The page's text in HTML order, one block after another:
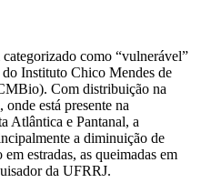
como “vulnerável”
do Instituto Chico Mendes de
Com distribuição na
está presente na
Atlântica e Pantanal, a
a diminuição de
estradas, as queimadas em
da UFRRJ.